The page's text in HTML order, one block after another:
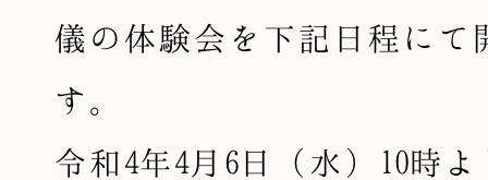
儀の体験会を下記日程にて
す。
令和4年4月6日（水）10